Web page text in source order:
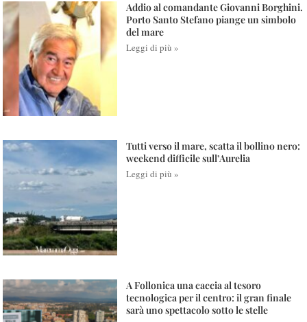
Addio al comandante Giovanni Borghini.
Porto Santo Stefano piange un simbolo
del mare
Leggi di più »
Tutti verso il mare, scatta il bollino nero:
weekend difficile sull’Aurelia
Leggi di più »
A Follonica una caccia al tesoro
tecnologica per il centro: il gran finale
sarà uno spettacolo sotto le stelle